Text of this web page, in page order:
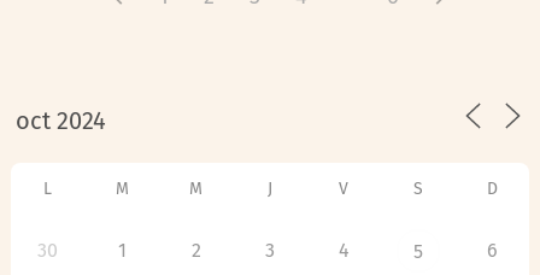
L M M J V S D
30 1 2 3 4 5 6